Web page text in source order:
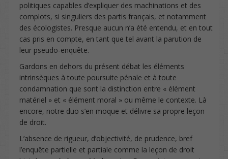
politiques capables d’expliquer des machinations et des
complots, si singuliers des partis français, et notamment
des écologistes. Presque aucun n’a été entendu, et en tout
cas pris en compte, en tant que tel avant la parution de
leur pseudo-enquête.
Gardons en dehors du présent débat les éléments
intrinsèques à toute poursuite pénale et à toute
condamnation que sont la distinction entre « élément
matériel » et « élément moral » ou même le contexte. Là
encore, notre duo s’en moque et délivre sa propre leçon
de droit.
L’absence de rigueur, d’objectivité, de prudence, bref
l’enquête partielle et partiale comme la leçon de droit